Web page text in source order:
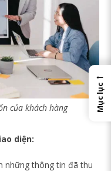
của khách hàng
diện:
những thông tin đã thu
←
Mục lục